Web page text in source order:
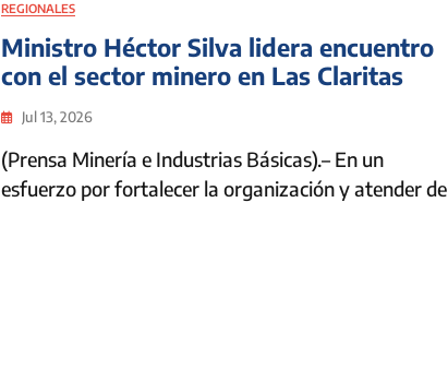
REGIONALES
Ministro Héctor Silva lidera encuentro
con el sector minero en Las Claritas
Jul 13, 2026
(Prensa Minería e Industrias Básicas).– En un
esfuerzo por fortalecer la organización y atender de